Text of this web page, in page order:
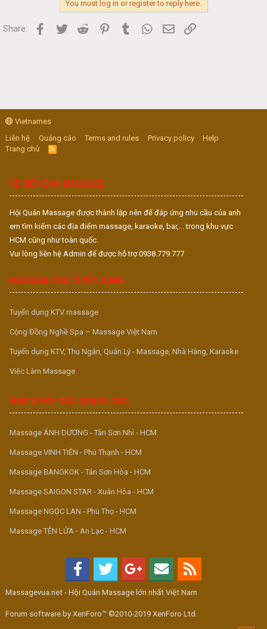
You must log in or register to reply here.
Share: Facebook
Twitter Reddit PinterestTumblr WhatsApp
Email
Vietnames
Liên hệ
Quảng cáo Terms and rules Privacy policy
Help
Trang chủ
R
S
VỀ DIỄN ĐÀN MASSAGE
Hội Quán Massage được thành lập nên để đáp ứng nhu cầu của anh
em tìm kiếm các địa điểm massage, karaoke, bar,... trong khu vực
HCM cũng như toàn quốc.
Vui lòng liên hệ Admin để được hỗ trợ 0938.779.777
MASSAGE VUA TUYỂN DỤNG
Tuyển dụng KTV massage
Cộng Đồng Nghề Spa – Massage Việt Nam
Tuyển dụng KTV, Thu Ngân, Quản Lý - Massage, Nhà Hàng, Karaoke
Việc Làm Massage
ĐƠN VỊ HỢP TÁC QUẢNG CÁO
Massage ÁNH DƯƠNG - Tân Sơn Nhì - HCM
Massage VINH TIÊN - Phú Thạnh - HCM
Massage BANGKOK - Tân Sơn Hòa - HCM
Massage SAIGON STAR - Xuân Hòa - HCM
Massage NGỌC LAN - Phú Thọ - HCM
Massage TÊN LỬA - An Lạc - HCM
Massagevua.net - Hội Quán Massage lớn nhất Việt Nam
Forum software by XenForo™ ©2010-2019 XenForo Ltd.